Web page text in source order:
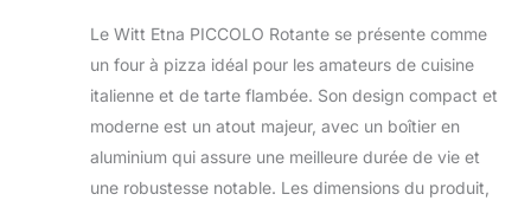
en forme de C
des pizzas, mais
aussi pour le pain,
viande Chauffe en
seulement 15
minutes et prêt à
l'emploi,
Le Witt Etna PICCOLO Rotante se présente comme
un four à pizza idéal pour les amateurs de cuisine
italienne et de tarte flambée. Son design compact et
moderne est un atout majeur, avec un boîtier en
aluminium qui assure une meilleure durée de vie et
une robustesse notable. Les dimensions du produit,